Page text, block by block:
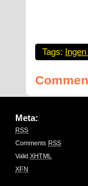
Tags:
Meta:
RSS
Comments RSS
Valid XHTML
XFN